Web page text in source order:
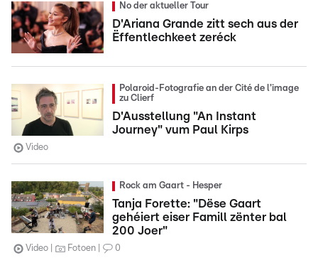
No der aktueller Tour
D'Ariana Grande zitt sech aus der
Ëffentlechkeet zeréck
Polaroid-Fotografie an der Cité de l'image
zu Clierf
D'Ausstellung "An Instant
Journey" vum Paul Kirps
Video
Rock am Gaart - Hesper
Tanja Forette: "Dëse Gaart
gehéiert eiser Famill zënter bal
200 Joer"
Video Fotoen 0